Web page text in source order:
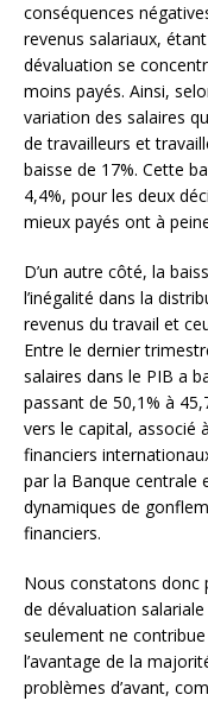
conséquences
revenus salariaux,
dévaluation se
moins payés. Ainsi,
variation des salaires
de travailleurs et
baisse de 17%. Cette
4,4%, pour les deux
mieux payés ont à
D’un autre côté, la
l’inégalité dans la
revenus du travail et
Entre le dernier
salaires dans le PIB a
passant de 50,1% à
vers le capital, associé
financiers
par la Banque centrale
dynamiques de
financiers.
Nous constatons donc
de dévaluation
seulement ne
l’avantage de la
problèmes d’avant,